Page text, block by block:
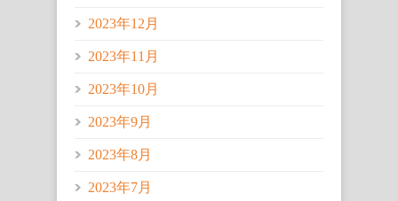
2023年12月
2023年11月
2023年10月
2023年9月
2023年8月
2023年7月